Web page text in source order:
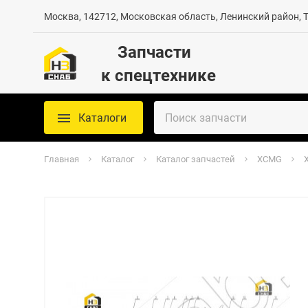
Москва, 142712, Московская область, Ленинский район,
Запчасти
к спецтехнике
Каталоги
Главная Каталог Каталог запчастей XCMG